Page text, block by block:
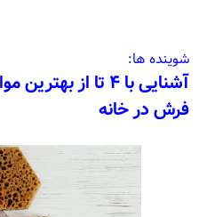
شوینده ها:
آشنایی با ۴ تا از
فرش در خانه